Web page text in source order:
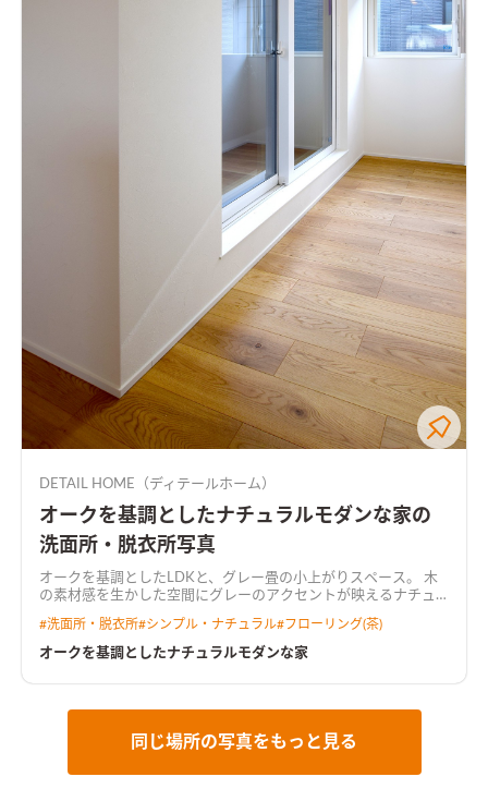
DETAIL HOME（ディテールホーム）
オークを基調としたナチュラルモダンな家の
洗面所・脱衣所写真
オークを基調としたLDKと、グレー畳の小上がりスペース。 木
の素材感を生かした空間にグレーのアクセントが映えるナチュ
#洗面所・脱衣所#シンプル・ナチュラル#フローリング(茶)
オークを基調としたナチュラルモダンな家
同じ場所の写真をもっと見る